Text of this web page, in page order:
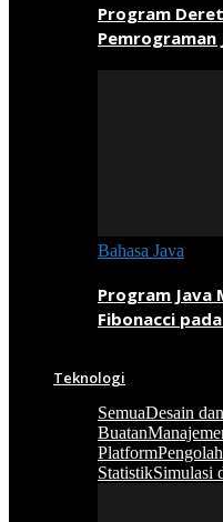
Program
Pemrograman
Bahasa Java
Program Java
Fibonacci
Teknologi
SemuaDesain
Buatan
Platform
StatistikSimulasi